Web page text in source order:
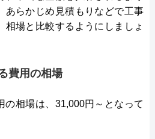
あらかじめ見積もりなどで工事
相場と比較するようにしましょ
費用の相場
の相場は、31,000円～となって